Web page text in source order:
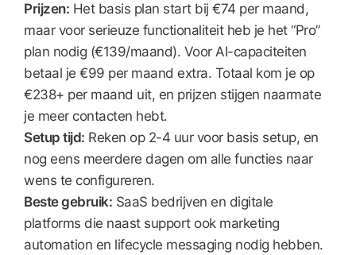
Prijzen: Het basis plan start bij €74 per maand,
maar voor serieuze functionaliteit heb je het “Pro”
plan nodig (€139/maand). Voor AI-capaciteiten
betaal je €99 per maand extra. Totaal kom je op
€238+ per maand uit, en prijzen stijgen naarmate
je meer contacten hebt.
Setup tijd: Reken op 2-4 uur voor basis setup, en
nog eens meerdere dagen om alle functies naar
wens te configureren.
Beste gebruik: SaaS bedrijven en digitale
platforms die naast support ook marketing
automation en lifecycle messaging nodig hebben.